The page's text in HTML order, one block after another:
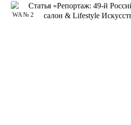
WA № 2